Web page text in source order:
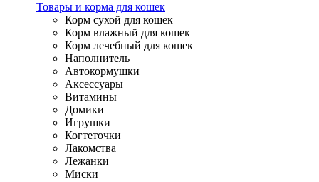
Товары и корма для кошек
Корм сухой для кошек
Корм влажный для кошек
Корм лечебный для кошек
Наполнитель
Автокормушки
Аксессуары
Витамины
Домики
Игрушки
Когтеточки
Лакомства
Лежанки
Миски